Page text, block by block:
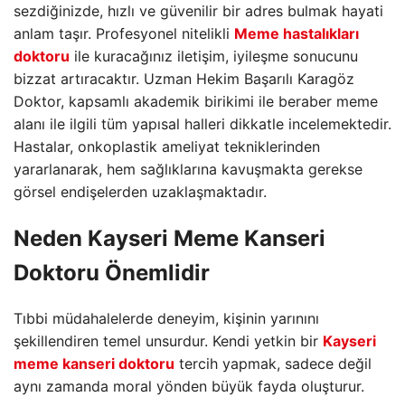
sezdiğinizde, hızlı ve güvenilir bir adres bulmak hayati
anlam taşır. Profesyonel nitelikli Meme hastalıkları
doktoru ile kuracağınız iletişim, iyileşme sonucunu
bizzat artıracaktır. Uzman Hekim Başarılı Karagöz
Doktor, kapsamlı akademik birikimi ile beraber meme
alanı ile ilgili tüm yapısal halleri dikkatle incelemektedir.
Hastalar, onkoplastik ameliyat tekniklerinden
yararlanarak, hem sağlıklarına kavuşmakta gerekse
görsel endişelerden uzaklaşmaktadır.
Neden Kayseri Meme Kanseri
Doktoru Önemlidir
Tıbbi müdahalelerde deneyim, kişinin yarınını
şekillendiren temel unsurdur. Kendi yetkin bir Kayseri
meme kanseri doktoru tercih yapmak, sadece değil
aynı zamanda moral yönden büyük fayda oluşturur.